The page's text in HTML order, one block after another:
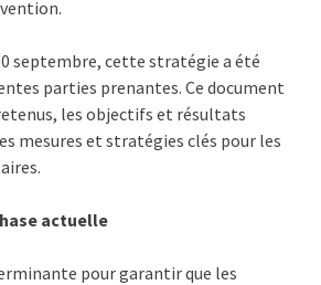
septembre, cette stratégie a été
parties prenantes. Ce document
les objectifs et résultats
mesures et stratégies clés pour les
actuelle
pour garantir que les